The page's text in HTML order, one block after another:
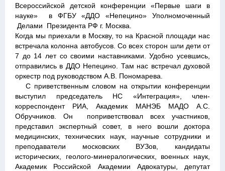
Всероссийской детской конференции «Первые шаги в
науке» в ФГБУ «ДДО «Непецино» Уполномоченный
Делами Президента РФ г. Москва.
Когда мы приехали в Москву, то на Красной площади нас
встречала колонна автобусов. Со всех сторон шли дети от
7 до 14 лет со своими наставниками. Удобно усевшись,
отправились в ДДО Непецино. Там нас встречал духовой
оркестр под руководством А.В. Пономарева.
С приветственным словом на открытии конференции
выступил председатель НС «Интеграция», член-
корреспондент РИА, Академик МАНЭБ МАДО А.С.
Обручников. Он поприветствовал всех участников,
представил экспертный совет, в него вошли доктора
медицинских, технических наук, научные сотрудники и
преподаватели московских ВУЗов, кандидаты
исторических, геолого-минералогических, военных наук,
Академик Российской Академии Адвокатуры, депутат